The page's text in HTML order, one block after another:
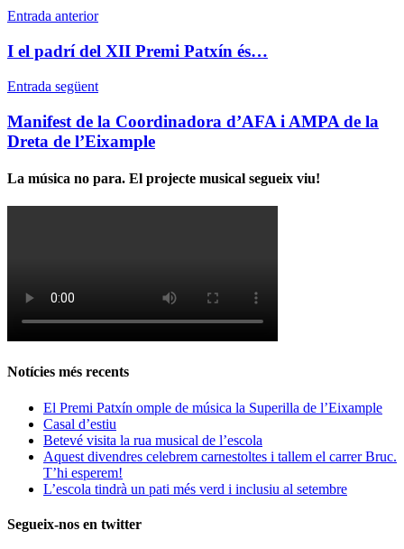
Entrada anterior
I el padrí del XII Premi Patxín és…
Entrada següent
Manifest de la Coordinadora d’AFA i AMPA de la
Dreta de l’Eixample
La música no para. El projecte musical segueix viu!
Notícies més recents
El Premi Patxín omple de música la Superilla de l’Eixample
Casal d’estiu
Betevé visita la rua musical de l’escola
Aquest divendres celebrem carnestoltes i tallem el carrer Bruc.
T’hi esperem!
L’escola tindrà un pati més verd i inclusiu al setembre
Segueix-nos en twitter